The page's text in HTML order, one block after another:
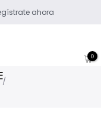
ahora
0
/